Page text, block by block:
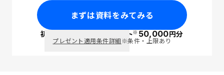
まずは資料をみてみる
初回面談で ポイント※50,000円分
プレゼント適用条件詳細※条件・上限あり